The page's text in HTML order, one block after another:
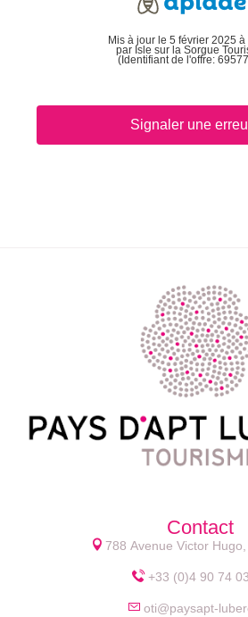
Mis à jour le 5 février 2025 à
par Isle sur la Sorgue
(Identifiant de l'offre:
Signaler une
Contact
788 Avenue Victor
+33 (0)4 90 74
oti@paysapt-